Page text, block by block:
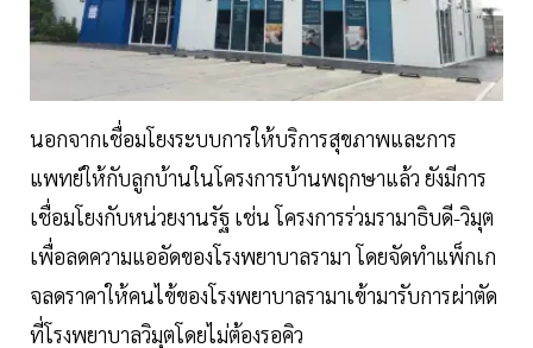
นอกจากเชื่อมโยงระบบการให้บริการสุขภาพและการ
แพทย์ให้กับลูกบ้านในโครงการบ้านพฤกษาแล้ว ยังมีการ
เชื่อมโยงกับหน่วยงานรัฐ เช่น โครงการร่วมรามาธิบดี-วิมุต
เพื่อลดความแออัดของโรงพยาบาลรามา โดยจัดทำแพ็กเก
จลดราคาให้คนไข้ของโรงพยาบาลรามาเข้ามารับการผ่าตัด
ที่โรงพยาบาลวิมุตโดยไม่ต้องรอคิว